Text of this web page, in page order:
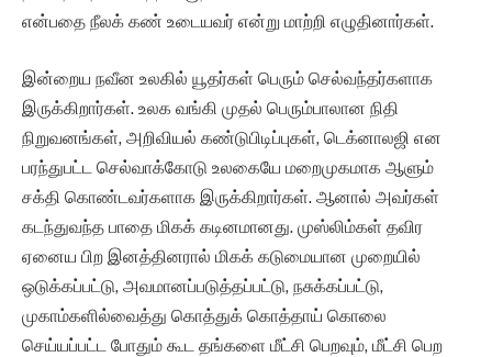
என்பதை நீலக் கண் உடையவர் என்று மாற்றி எழுதினார்கள்.
இன்றைய நவீன உலகில் யூதர்கள் பெரும் செல்வந்தர்களாக
இருக்கிறார்கள். உலக வங்கி முதல் பெரும்பாலான நிதி
நிறுவனங்கள், அறிவியல் கண்டுபிடிப்புகள், டெக்னாலஜி என
பரந்துபட்ட செல்வாக்கோடு உலகையே மறைமுகமாக ஆளும்
சக்தி கொண்டவர்களாக இருக்கிறார்கள். ஆனால் அவர்கள்
கடந்துவந்த பாதை மிகக் கடினமானது. முஸ்லிம்கள் தவிர
ஏனைய பிற இனத்தினரால் மிகக் கடுமையான முறையில்
ஒடுக்கப்பட்டு, அவமானப்படுத்தப்பட்டு, நசுக்கப்பட்டு,
முகாம்களில்வைத்து கொத்துக் கொத்தாய் கொலை
செய்யப்பட்ட போதும் கூட தங்களை மீட்சி பெறவும், மீட்சி பெற